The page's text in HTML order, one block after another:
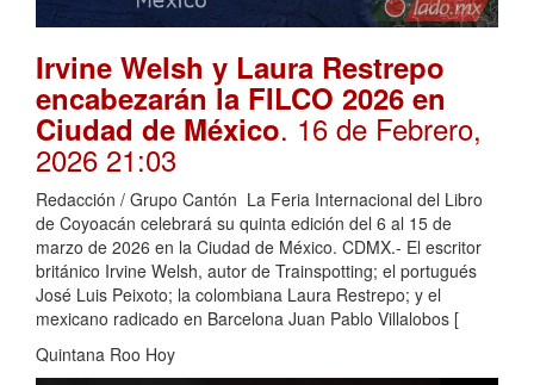
Irvine Welsh y Laura Restrepo
encabezarán la FILCO 2026 en
Ciudad de México. 16 de Febrero,
2026 21:03
Redacción / Grupo Cantón La Feria Internacional del Libro
de Coyoacán celebrará su quinta edición del 6 al 15 de
marzo de 2026 en la Ciudad de México. CDMX.- El escritor
británico Irvine Welsh, autor de Trainspotting; el portugués
José Luis Peixoto; la colombiana Laura Restrepo; y el
mexicano radicado en Barcelona Juan Pablo Villalobos [
Quintana Roo Hoy